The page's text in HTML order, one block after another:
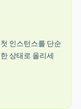
인스턴스를 단순
상태로 올리세